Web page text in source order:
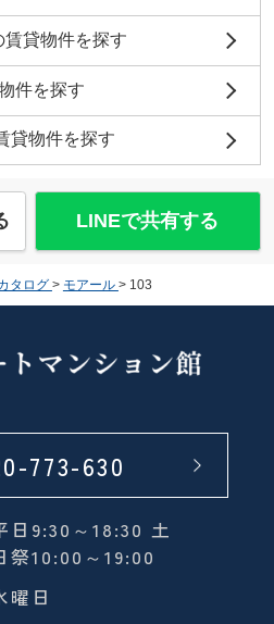
貸物件を探す
件を探す
貸物件を探す
LINEで共有する
タログ > モアール > 103
773-630
日9:30～18:30 土
祭10:00～19:00
曜日